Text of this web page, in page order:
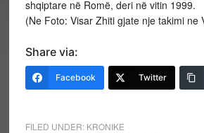
shqiptare në Romë, deri në vitin 1999.
(Ne Foto: Visar Zhiti gjate nje takimi ne
Share via:
Facebook Twitter
FILED UNDER: KRONIKE